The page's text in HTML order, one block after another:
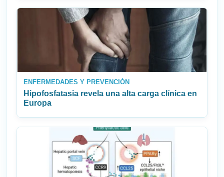
ENFERMEDADES Y PREVENCIÓN
Hipofosfatasia revela una alta carga clínica en
Europa